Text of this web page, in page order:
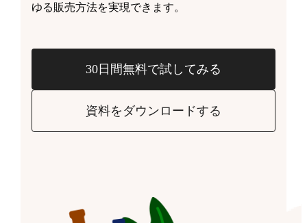
ゆる販売方法を実現できます。
30日間無料で試してみる
資料をダウンロードする